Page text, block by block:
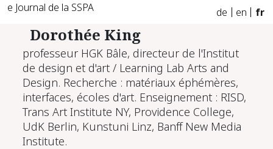
e Journal de la SSPA de en fr
Dorothée King
professeur HGK Bâle, directeur de l'Institut
de design et d'art / Learning Lab Arts and
Design. Recherche : matériaux éphémères,
interfaces, écoles d'art. Enseignement : RISD,
Trans Art Institute NY, Providence College,
UdK Berlin, Kunstuni Linz, Banff New Media
Institute.